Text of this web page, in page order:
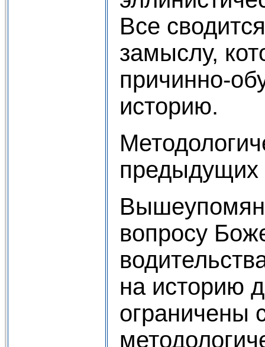
Все
замыслу,
причинно-
историю.
предыдущих
вопросу
на историю
ограничены